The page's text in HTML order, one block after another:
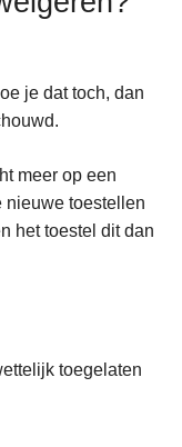
je dat toch, dan
meer op een
nieuwe toestellen
het toestel dit dan
toegelaten